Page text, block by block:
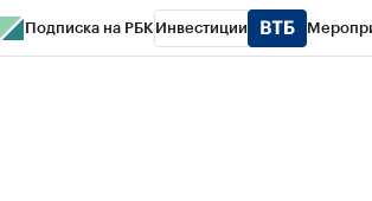
Подписка на РБК Инвестиции